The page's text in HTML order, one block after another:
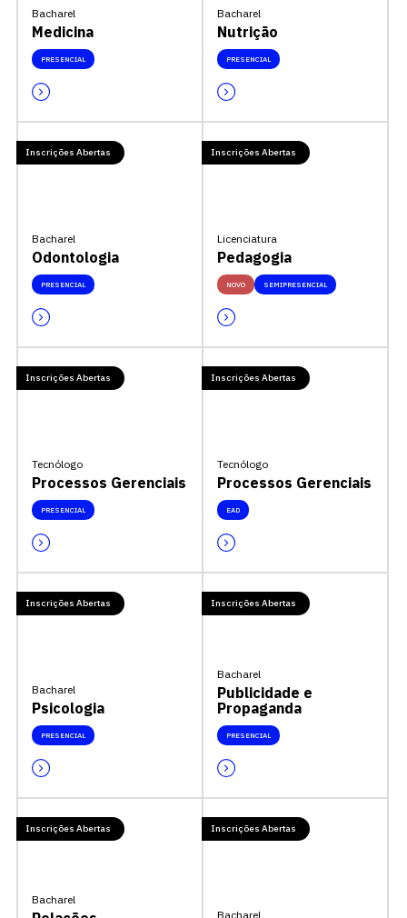
Bacharel
Medicina
PRESENCIAL
Bacharel
Nutrição
PRESENCIAL
Inscrições Abertas
Bacharel
Odontologia
PRESENCIAL
Inscrições Abertas
Licenciatura
Pedagogia
NOVO SEMIPRESENCIAL
Inscrições Abertas
Tecnólogo
Processos Gerenciais
PRESENCIAL
Inscrições Abertas
Tecnólogo
Processos Gerenciais
EAD
Inscrições Abertas
Bacharel
Psicologia
PRESENCIAL
Inscrições Abertas
Bacharel
Publicidade e
Propaganda
PRESENCIAL
Inscrições Abertas
Bacharel
Inscrições Abertas
Bacharel